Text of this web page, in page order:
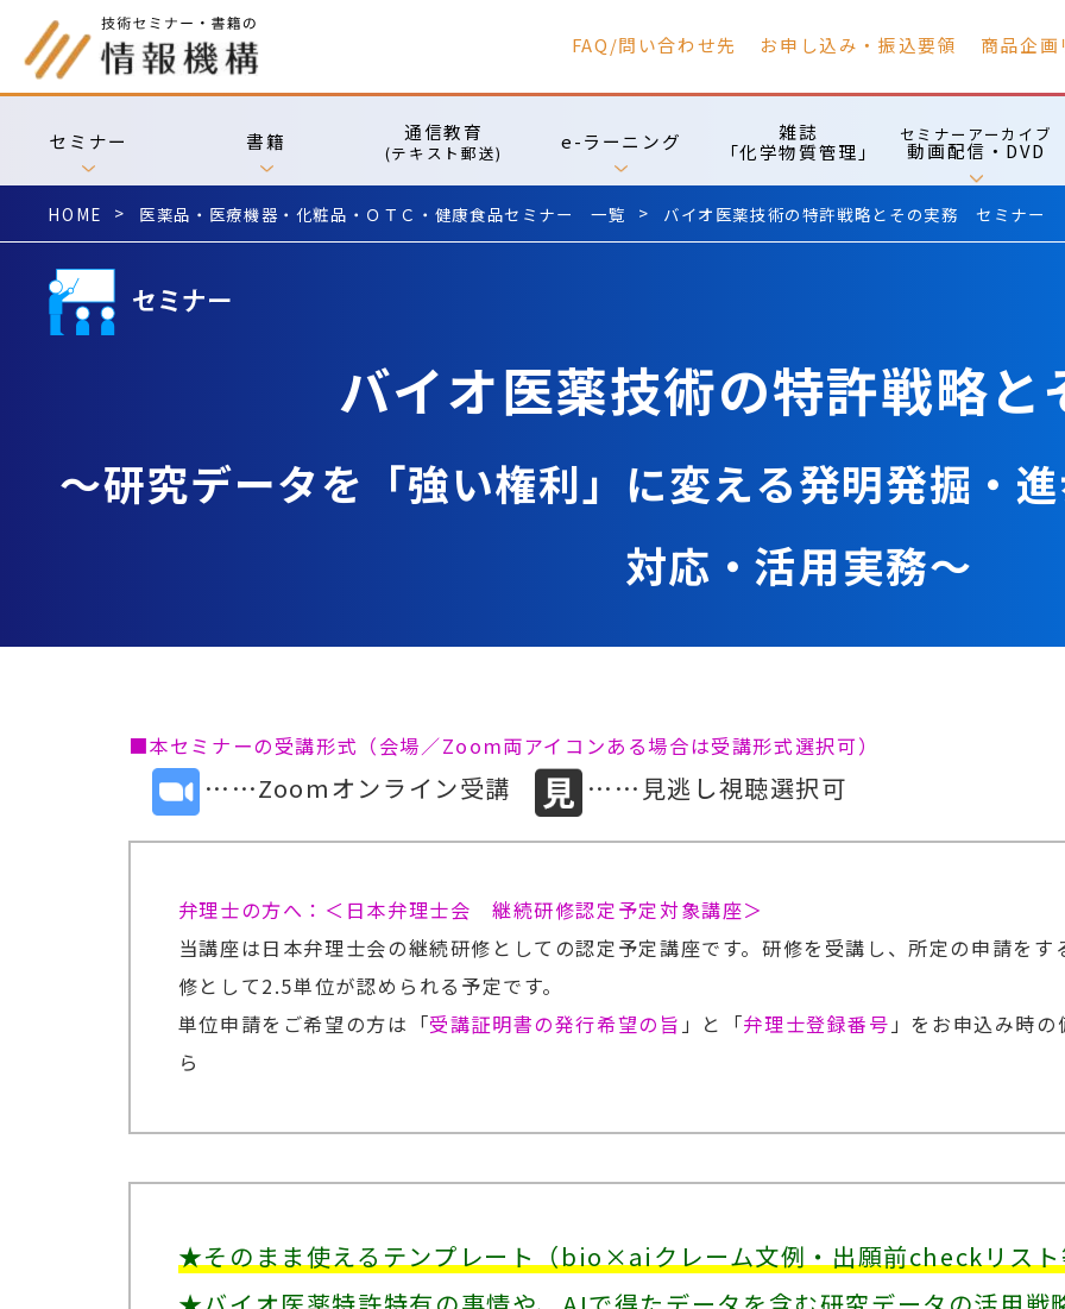
FAQ/問い合わせ先 お申し込み・振込要領 商品企画
セミナー 書籍 通信教育
(テキスト郵送) e-ラーニング
雑誌
「化学物質管理」
セミナーアーカイブ
動画配信・DVD
HOME 医薬品・医療機器・化粧品・ＯＴＣ・健康食品セミナー 一覧 バイオ医薬技術の特許戦略とその実務 セミナー
バイオ医薬技術の特許戦略と
～研究データを「強い権利」に変える発明発掘・
対応・活用実務～
■本セミナーの受講形式（会場／Zoom両アイコンある場合は受講形式選択可）
……Zoomオンライン受講 ……見逃し視聴選択可
弁理士の方へ：＜日本弁理士会 継続研修認定予定対象講座＞
当講座は日本弁理士会の継続研修としての認定予定講座です。研修を受講し、所定の申請を
修として2.5単位が認められる予定です。
単位申請をご希望の方は「受講証明書の発行希望の旨 」と「弁理士登録番号 」をお申込み時の
ら
★そのまま使えるテンプレート（bio×aiクレーム文例・出願前checkリスト